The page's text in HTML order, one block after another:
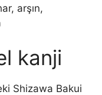
arşın,
kanji
Shizawa Bakui